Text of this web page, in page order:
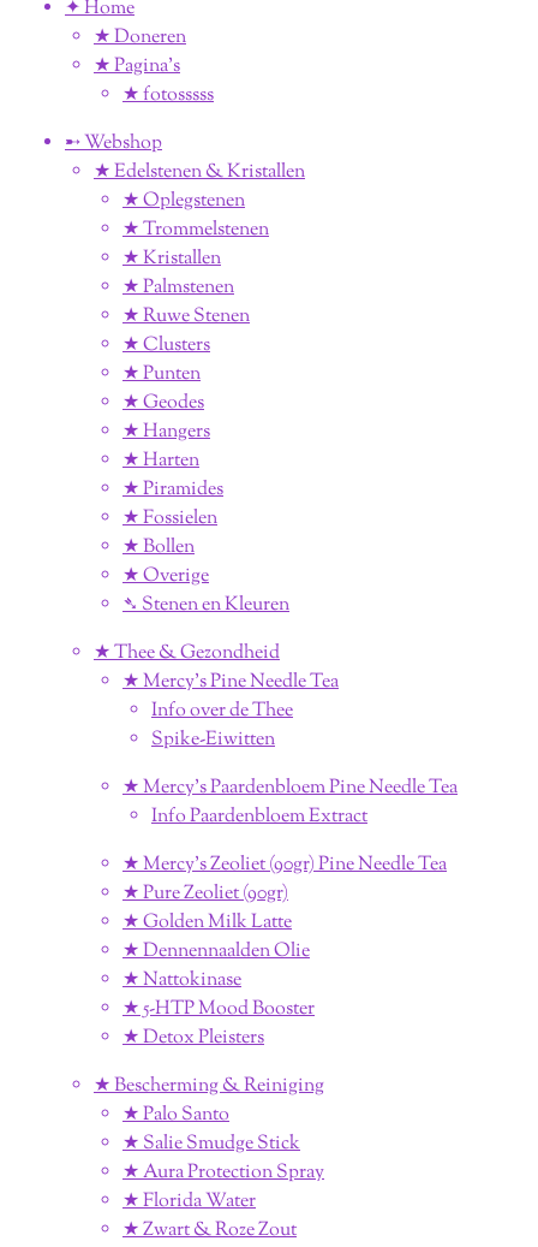
✦ Home
★ Doneren
★ Pagina’s
★ fotosssss
➸ Webshop
★ Edelstenen & Kristallen
★ Oplegstenen
★ Trommelstenen
★ Kristallen
★ Palmstenen
★ Ruwe Stenen
★ Clusters
★ Punten
★ Geodes
★ Hangers
★ Harten
★ Piramides
★ Fossielen
★ Bollen
★ Overige
➴ Stenen en Kleuren
★ Thee & Gezondheid
★ Mercy's Pine Needle Tea
Info over de Thee
Spike-Eiwitten
★ Mercy's Paardenbloem Pine Needle Tea
Info Paardenbloem Extract
★ Mercy's Zeoliet (90gr) Pine Needle Tea
★ Pure Zeoliet (90gr)
★ Golden Milk Latte
★ Dennennaalden Olie
★ Nattokinase
★ 5-HTP Mood Booster
★ Detox Pleisters
★ Bescherming & Reiniging
★ Palo Santo
★ Salie Smudge Stick
★ Aura Protection Spray
★ Florida Water
★ Zwart & Roze Zout